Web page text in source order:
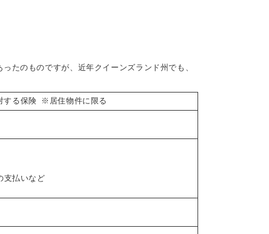
たのものですが、近年クイーンズランド州でも、
する保険 ※居住物件に限る
支払いなど